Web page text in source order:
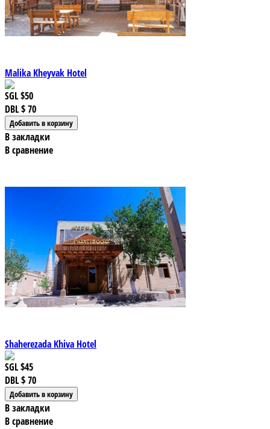
Malika Kheyvak Hotel
SGL$50
DBL$ 70
В закладки
В сравнение
Shaherezada Khiva Hotel
SGL$45
DBL$ 70
В закладки
В сравнение